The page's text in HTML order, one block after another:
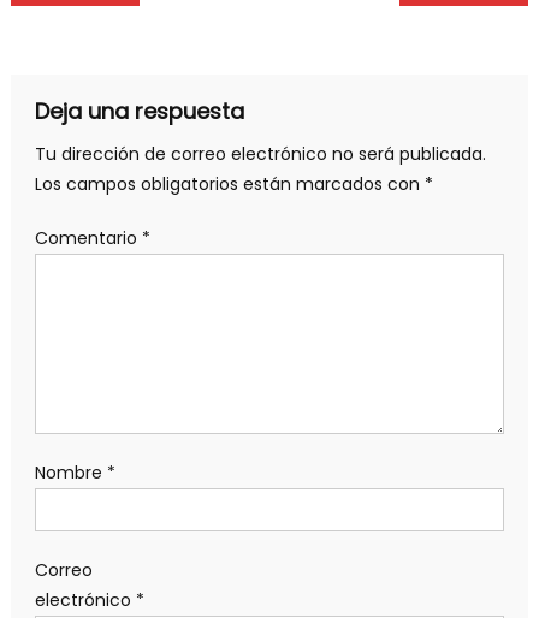
Deja una respuesta
Tu dirección de correo electrónico no será publicada.
Los campos obligatorios están marcados con *
Comentario *
Nombre *
Correo
electrónico *